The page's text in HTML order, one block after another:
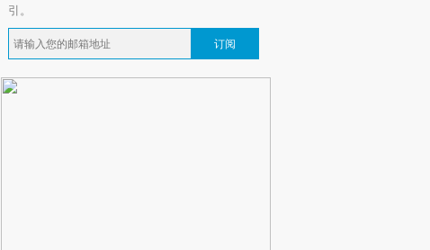
引。
订阅